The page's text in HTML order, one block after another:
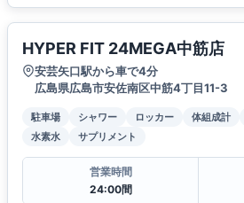
HYPER FIT 24MEGA中筋店
安芸矢口駅から車で4分
広島県広島市安佐南区中筋4丁目11-3
駐車場 シャワー ロッカー 体組成計
水素水
サプリメント
営業時間
24:00間